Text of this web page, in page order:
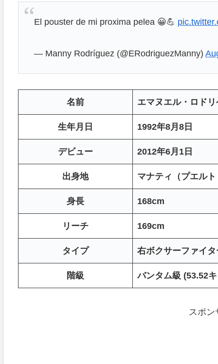
El pouster de mi proxima pelea 😀💪
— Manny Rodríguez (@ERodriguezManny)
名前 エマヌエル・ロドリ
生年月日 1992年8月8日
デビュー 2012年6月1日
出身地 マナティ（プエル
身長 168cm
リーチ 169cm
タイプ 右ボクサーファイタ
階級 バンタム級 (53.52
スポ